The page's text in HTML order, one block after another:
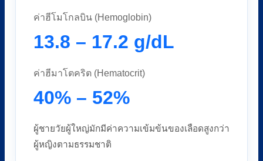
ค่าฮีโมโกลบิน (Hemoglobin)
13.8 – 17.2 g/dL
ค่าฮีมาโตคริต (Hematocrit)
40% – 52%
ผู้ชายวัยผู้ใหญ่มักมีค่าความเข้มข้นของเลือดสูงกว่า
ผู้หญิงตามธรรมชาติ